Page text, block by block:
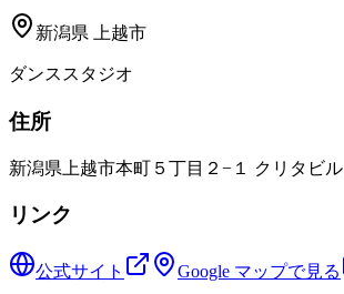
新潟県 上越市
ダンススタジオ
住所
新潟県上越市本町５丁目２−１ クリタビル
リンク
公式サイト Google マップで見る